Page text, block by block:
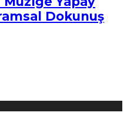
Dokunuş